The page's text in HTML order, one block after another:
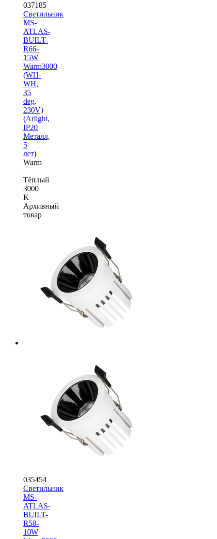
037185
Светильник
MS-
ATLAS-
BUILT-
R66-
15W
Warm3000
(WH-
WH,
35
deg,
230V)
(Arlight,
IP20
Металл,
5
лет)
Warm
|
Тёплый
3000
K
Архивный
товар
035454
Светильник
MS-
ATLAS-
BUILT-
R58-
10W